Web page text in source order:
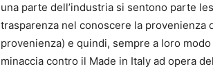
una parte dell’industria si sentono parte
trasparenza nel conoscere la
provenienza) e quindi, sempre a loro
minaccia contro il Made in Italy ad opera